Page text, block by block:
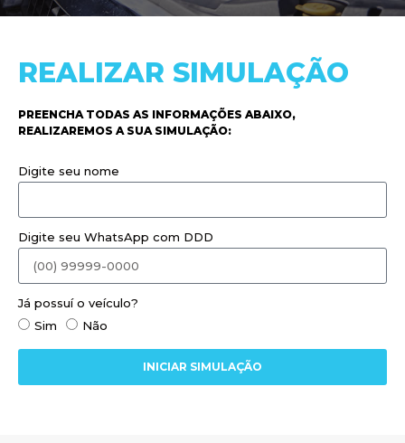
REALIZAR SIMULAÇÃO
PREENCHA TODAS AS INFORMAÇÕES ABAIXO,
REALIZAREMOS A SUA SIMULAÇÃO:
Digite seu nome
Digite seu WhatsApp com DDD
Já possuí o veículo?
Sim
Não
INICIAR SIMULAÇÃO